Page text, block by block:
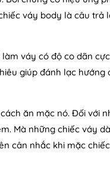
váy body là câu trả
váy có độ co dãn
giúp đánh lạc hướng
ăn mặc nó. Đối với
Mà những chiếc váy
cân nhắc khi mặc